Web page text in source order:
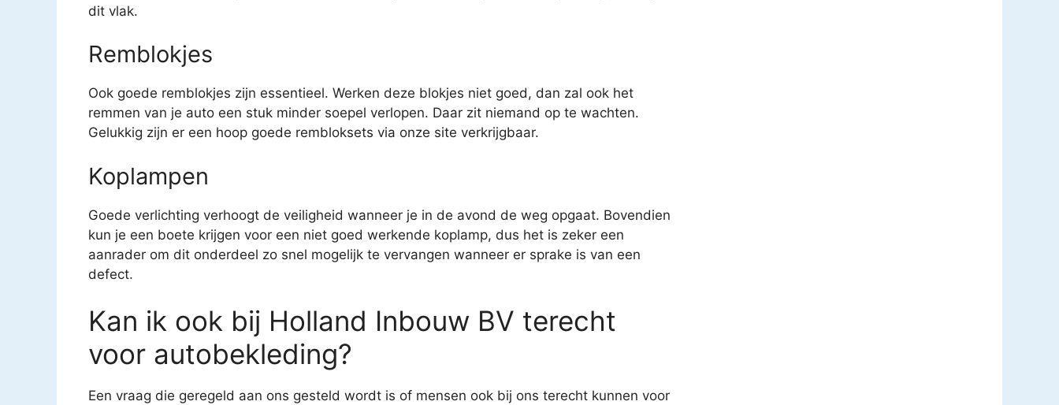
dit vlak.
Remblokjes
Ook goede remblokjes zijn essentieel. Werken deze blokjes niet goed, dan zal ook het
remmen van je auto een stuk minder soepel verlopen. Daar zit niemand op te wachten.
Gelukkig zijn er een hoop goede rembloksets via onze site verkrijgbaar.
Koplampen
Goede verlichting verhoogt de veiligheid wanneer je in de avond de weg opgaat. Bovendien
kun je een boete krijgen voor een niet goed werkende koplamp, dus het is zeker een
aanrader om dit onderdeel zo snel mogelijk te vervangen wanneer er sprake is van een
defect.
Kan ik ook bij Holland Inbouw BV terecht
voor autobekleding?
Een vraag die geregeld aan ons gesteld wordt is of mensen ook bij ons terecht kunnen voor